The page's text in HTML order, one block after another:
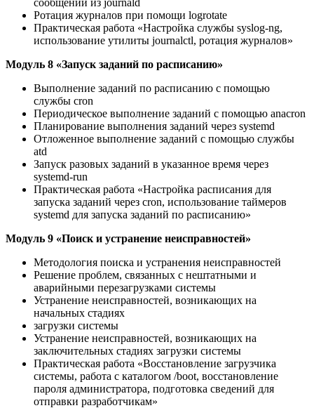
Ротация журналов при помощи logrotate
Практическая работа «Настройка службы syslog-ng,
использование утилиты journalctl, ротация журналов»
Модуль 8 «Запуск заданий по расписанию»
Выполнение заданий по расписанию с помощью
службы cron
Периодическое выполнение заданий с помощью anacron
Планирование выполнения заданий через systemd
Отложенное выполнение заданий с помощью службы
atd
Запуск разовых заданий в указанное время через
systemd-run
Практическая работа «Настройка расписания для
запуска заданий через cron, использование таймеров
systemd для запуска заданий по расписанию»
Модуль 9 «Поиск и устранение неисправностей»
Методология поиска и устранения неисправностей
Решение проблем, связанных с нештатными и
аварийными перезагрузками системы
Устранение неисправностей, возникающих на
начальных стадиях
загрузки системы
Устранение неисправностей, возникающих на
заключительных стадиях загрузки системы
Практическая работа «Восстановление загрузчика
системы, работа с каталогом /boot, восстановление
пароля администратора, подготовка сведений для
отправки разработчикам»